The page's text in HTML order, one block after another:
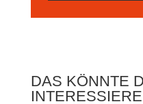
DAS KÖNNTE